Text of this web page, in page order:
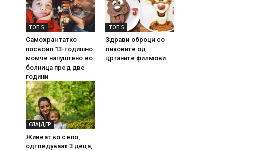
ТОП 5
Самохран татко
посвоил 13-годишно
момче напуштено во
болница пред две
години
ТОП 5
Здрави оброци со
ликовите од
цртаните филмови
СЛАЈДЕР
Живеат во село,
одгледуваат 3 деца,